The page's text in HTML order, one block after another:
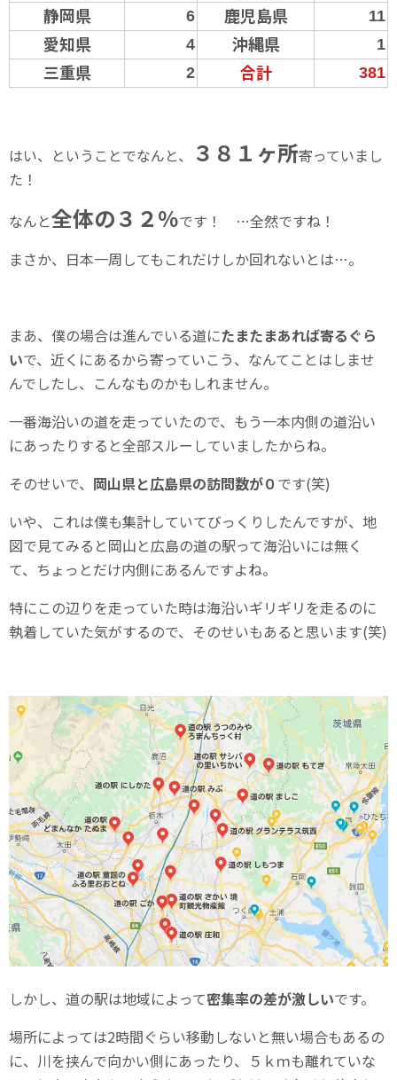
静岡県 6 鹿児島県 11
愛知県 4 沖縄県 1
三重県 2 合計 381
はい、ということでなんと、 ３８１ヶ所寄っていまし
た！
なんと全体の３２％です！ …全然ですね！
まさか、日本一周してもこれだけしか回れないとは…。
まあ、僕の場合は進んでいる道にたまたまあれば寄るぐら
いで、近くにあるから寄っていこう、なんてことはしませ
んでしたし、こんなものかもしれません。
一番海沿いの道を走っていたので、もう一本内側の道沿い
にあったりすると全部スルーしていましたからね。
そのせいで、 岡山県と広島県の訪問数が０ です(笑)
いや、これは僕も集計していてびっくりしたんですが、地
図で見てみると岡山と広島の道の駅って海沿いには無く
て、ちょっとだけ内側にあるんですよね。
特にこの辺りを走っていた時は海沿いギリギリを走るのに
執着していた気がするので、そのせいもあると思います(笑)
しかし、道の駅は地域によって密集率の差が激しいです。
場所によっては2時間ぐらい移動しないと無い場合もあるの
に、川を挟んで向かい側にあったり、５ｋｍも離れていな